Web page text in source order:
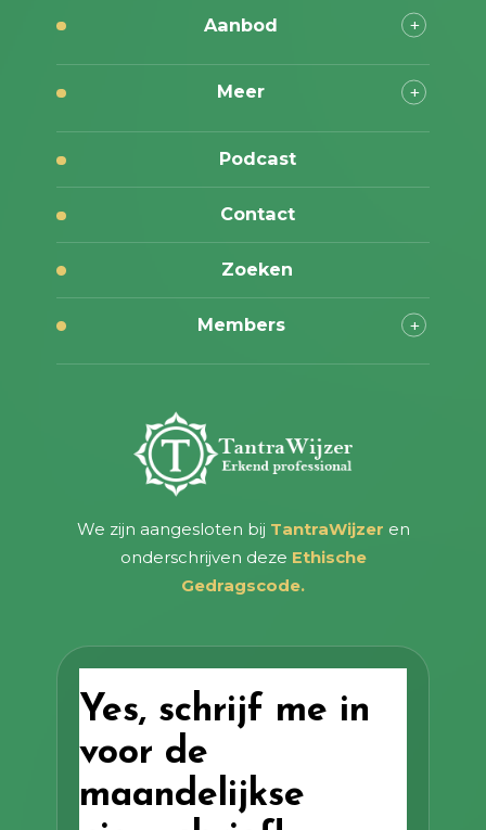
Aanbod
Meer
Podcast
Contact
Zoeken
Members
We zijn aangesloten bij TantraWijzer en
onderschrijven deze Ethische
Gedragscode.
Yes, schrijf me in
voor de
maandelijkse